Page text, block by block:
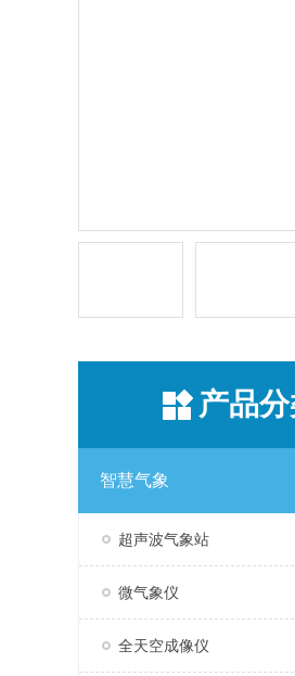
产品
智慧气象
超声波气象站
微气象仪
全天空成像仪